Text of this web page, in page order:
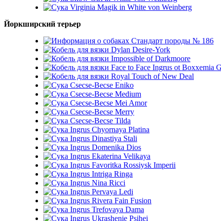
Virginia Magik in White von Weinberg
Йоркширский терьер
Стандарт породы № 186
Dylan Desire-York
Impossible of Darkmoore
Face to Face Ingrus ot Boxxemia
Royal Touch of New Deal
Csecse-Becse Eniko
Csecse-Becse Medium
Csecse-Becse Mei Amor
Csecse-Becse Merry
Csecse-Becse Tilda
Ingrus Chyornaya Platina
Ingrus Dinastiya Stali
Ingrus Domenika Dios
Ingrus Ekaterina Velikaya
Ingrus Favoritka Rossiysk Imperii
Ingrus Intriga Ringa
Ingrus Nina Ricci
Ingrus Pervaya Ledi
Ingrus Rivera Fain Fusion
Ingrus Trefovaya Dama
Ingrus Ukrashenie Psihei